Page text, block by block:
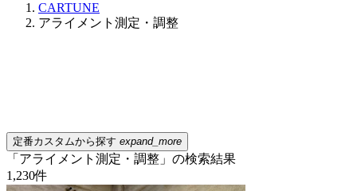
CARTUNE
アライメント測定・調整
定番カスタムから探す expand_more
「アライメント測定・調整」の検索結果
1,230件